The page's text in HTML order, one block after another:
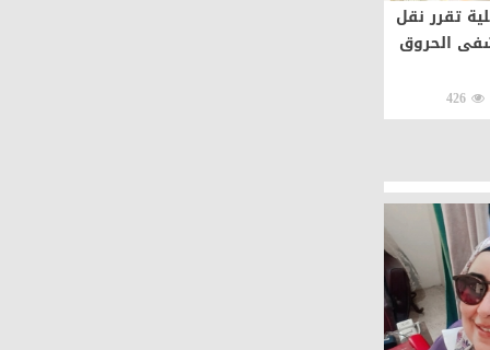
تقرر نقل
الحروق
426